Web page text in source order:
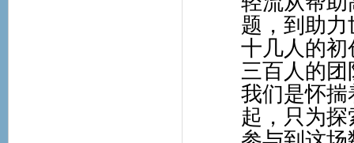
题，到助力
十几人的
三百人的
我们是怀
起，只为探